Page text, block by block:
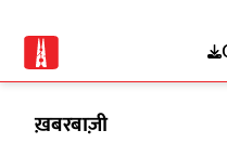
ख़बरबाज़ी